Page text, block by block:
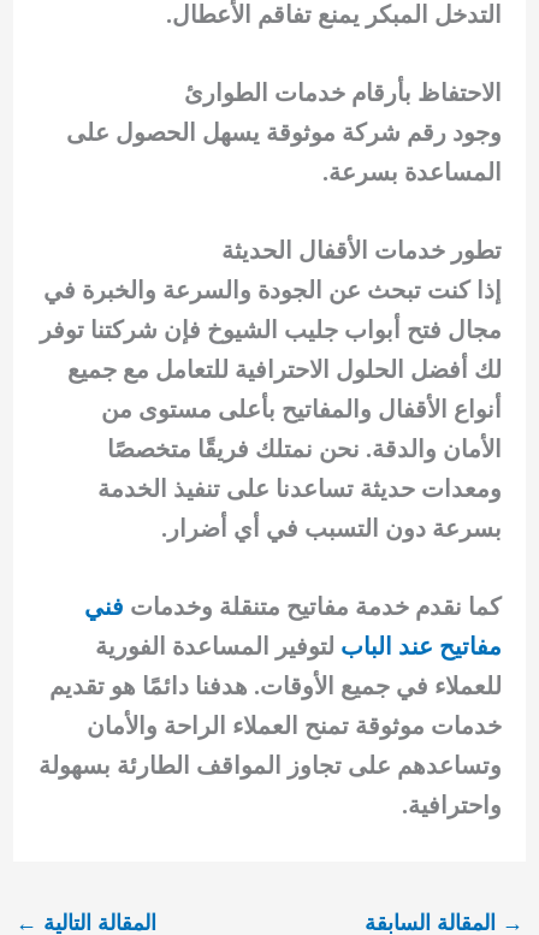
التدخل المبكر يمنع تفاقم الأعطال.
الاحتفاظ بأرقام خدمات الطوارئ
وجود رقم شركة موثوقة يسهل الحصول على
المساعدة بسرعة.
تطور خدمات الأقفال الحديثة
إذا كنت تبحث عن الجودة والسرعة والخبرة في
مجال فتح أبواب جليب الشيوخ فإن شركتنا توفر
لك أفضل الحلول الاحترافية للتعامل مع جميع
أنواع الأقفال والمفاتيح بأعلى مستوى من
الأمان والدقة. نحن نمتلك فريقًا متخصصًا
ومعدات حديثة تساعدنا على تنفيذ الخدمة
بسرعة دون التسبب في أي أضرار.
كما نقدم خدمة مفاتيح متنقلة وخدمات فني
مفاتيح عند الباب لتوفير المساعدة الفورية
للعملاء في جميع الأوقات. هدفنا دائمًا هو تقديم
خدمات موثوقة تمنح العملاء الراحة والأمان
وتساعدهم على تجاوز المواقف الطارئة بسهولة
واحترافية.
→ المقالة السابقة المقالة التالية ←